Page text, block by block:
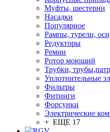
Муфты, шестерни
Насадки
Популярное
Рампы, турели,
Редукторы
Ремни
Ротор моющий
Трубки,
Уплотнительные
Фильтры
Фитинги
Форсунки
Электрические
+ ЕЩЕ 17